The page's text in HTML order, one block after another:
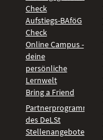
Check
Aufstiegs-BAföG
Check
Online Campus -
deine
persönliche
Lernwelt
Bring a Friend
Partnerprogramm
des DeLSt
Stellenangebote